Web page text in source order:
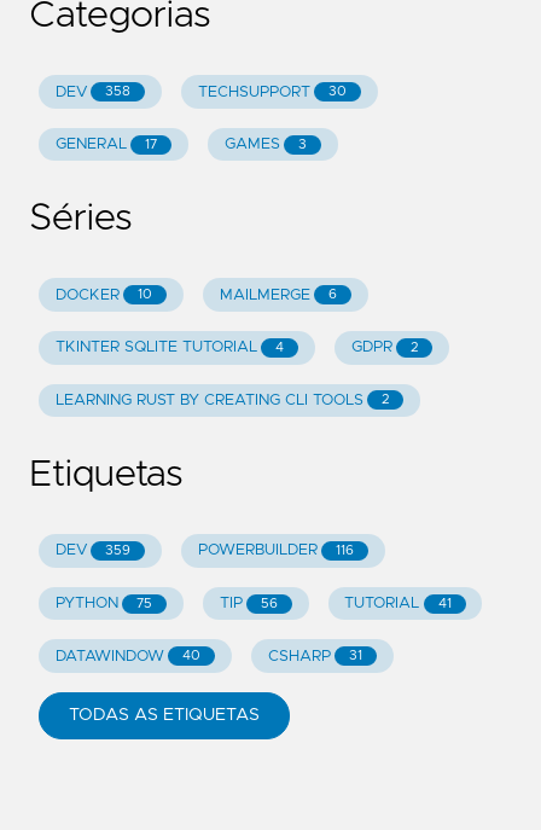
Categorias
DEV 358 TECHSUPPORT 30
GENERAL 17 GAMES 3
Séries
DOCKER 10 MAILMERGE 6
TKINTER SQLITE TUTORIAL 4 GDPR 2
LEARNING RUST BY CREATING CLI TOOLS 2
Etiquetas
DEV 359 POWERBUILDER 116
PYTHON 75 TIP 56 TUTORIAL 41
DATAWINDOW 40 CSHARP 31
TODAS AS ETIQUETAS